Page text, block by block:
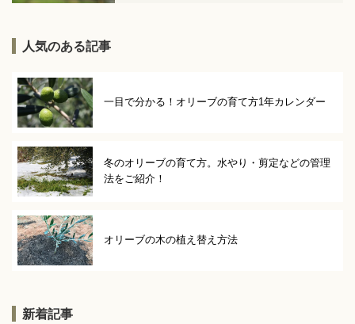
人気のある記事
一目で分かる！オリーブの育て方1年カレンダー
冬のオリーブの育て方。水やり・剪定などの管理
法をご紹介！
オリーブの木の植え替え方法
新着記事